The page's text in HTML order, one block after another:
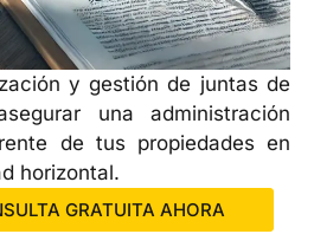
y gestión de juntas de
una administración
de tus propiedades en
horizontal.
GRATUITA AHORA